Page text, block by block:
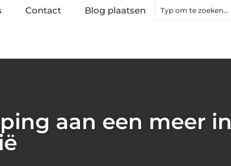
Contact Blog plaatsen
aan een meer in